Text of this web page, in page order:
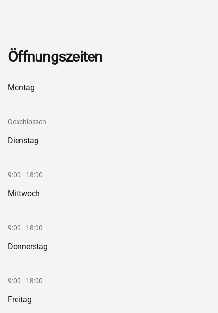
Öffnungszeiten
Montag
Geschlossen
Dienstag
9:00 - 18:00
Mittwoch
9:00 - 18:00
Donnerstag
9:00 - 18:00
Freitag